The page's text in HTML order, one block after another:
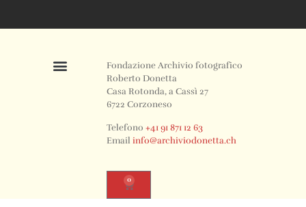
Fondazione Archivio fotografico
Roberto Donetta
Casa Rotonda, a Cassì 27
6722 Corzoneso
Telefono+41 91 871 12 63
Emailinfo@archiviodonetta.ch
0